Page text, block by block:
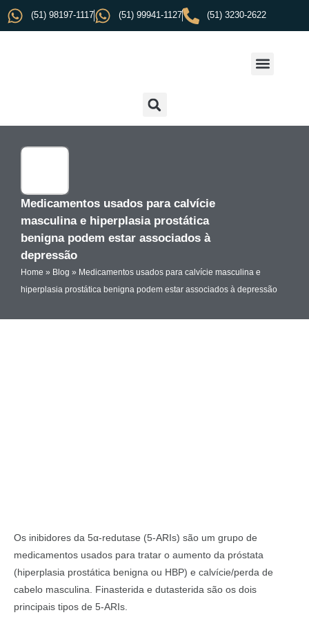
(51) 98197-1117 (51) 99941-1127 (51) 3230-2622
Medicamentos usados para calvície
masculina e hiperplasia prostática
benigna podem estar associados à
depressão
Home » Blog » Medicamentos usados para calvície masculina e
hiperplasia prostática benigna podem estar associados à depressão
Os inibidores da 5α-redutase (5-ARIs) são um grupo de
medicamentos usados para tratar o aumento da próstata
(hiperplasia prostática benigna ou HBP) e calvície/perda de
cabelo masculina. Finasterida e dutasterida são os dois
principais tipos de 5-ARIs.